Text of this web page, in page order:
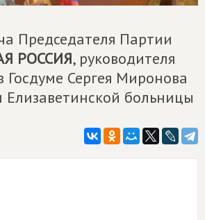
Председателя Партии
РОССИЯ, руководителя
Госдуме Сергея Миронова
Елизаветинской больницы